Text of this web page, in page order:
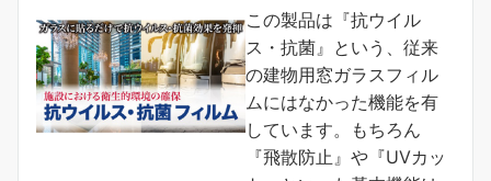
この製品は『抗ウイル
ス・抗菌』という、従来
の建物用窓ガラスフィル
ムにはなかった機能を有
しています。もちろん
『飛散防止』や『UVカッ